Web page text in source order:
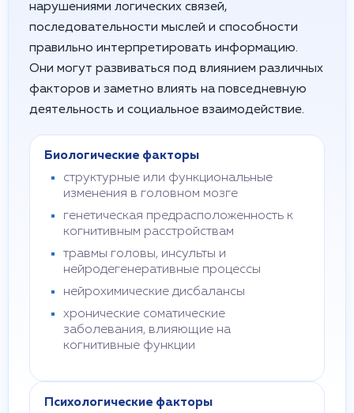
нарушениями логических связей,
последовательности мыслей и способности
правильно интерпретировать информацию.
Они могут развиваться под влиянием различных
факторов и заметно влиять на повседневную
деятельность и социальное взаимодействие.
Биологические факторы
структурные или функциональные
изменения в головном мозге
генетическая предрасположенность к
когнитивным расстройствам
травмы головы, инсульты и
нейродегенеративные процессы
нейрохимические дисбалансы
хронические соматические
заболевания, влияющие на
когнитивные функции
Психологические факторы